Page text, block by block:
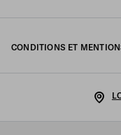
CONDITIONS ET